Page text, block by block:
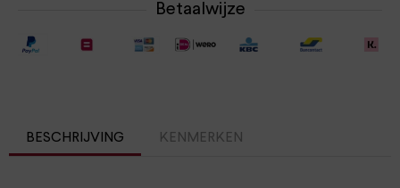
Betaalwijze
BESCHRIJVING KENMERKEN